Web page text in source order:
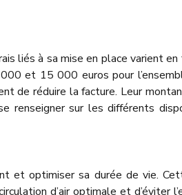
liés à sa mise en place varient
et 15 000 euros pour
de réduire la facture. Leur
sur les différents
et optimiser sa durée de vie.
d’air optimale et d’éviter